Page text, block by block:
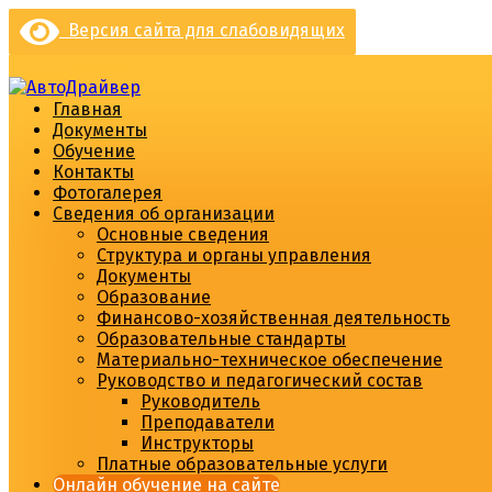
Перейти
содержимому
Версия сайта для слабовидящих
Главная
Документы
Обучение
Контакты
Фотогалерея
Сведения об организации
Основные сведения
Структура и органы управления
Документы
Образование
Финансово-хозяйственная деятельность
Образовательные стандарты
Материально-техническое обеспечение
Руководство и педагогический состав
Руководитель
Преподаватели
Инструкторы
Платные образовательные услуги
Онлайн обучение на сайте